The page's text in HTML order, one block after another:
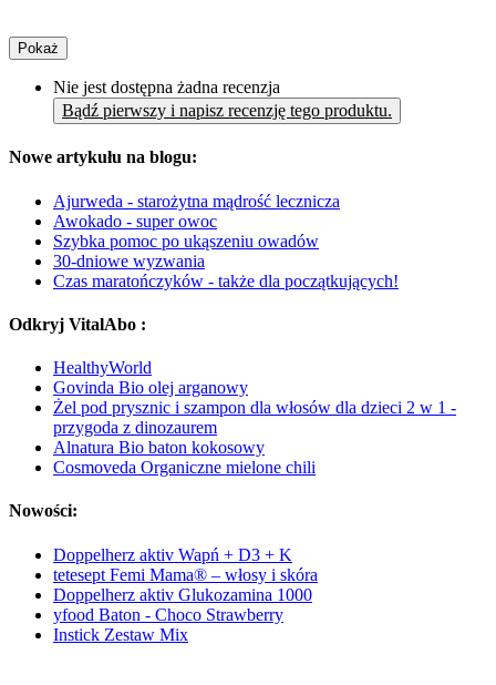
Pokaż
Nie jest dostępna żadna recenzja
Bądź pierwszy i napisz recenzję tego produktu.
Nowe artykułu na blogu:
Ajurweda - starożytna mądrość lecznicza
Awokado - super owoc
Szybka pomoc po ukąszeniu owadów
30-dniowe wyzwania
Czas maratończyków - także dla początkujących!
Odkryj VitalAbo :
HealthyWorld
Govinda Bio olej arganowy
Żel pod prysznic i szampon dla włosów dla dzieci 2 w 1 -
przygoda z dinozaurem
Alnatura Bio baton kokosowy
Cosmoveda Organiczne mielone chili
Nowości:
Doppelherz aktiv Wapń + D3 + K
tetesept Femi Mama® – włosy i skóra
Doppelherz aktiv Glukozamina 1000
yfood Baton - Choco Strawberry
Instick Zestaw Mix